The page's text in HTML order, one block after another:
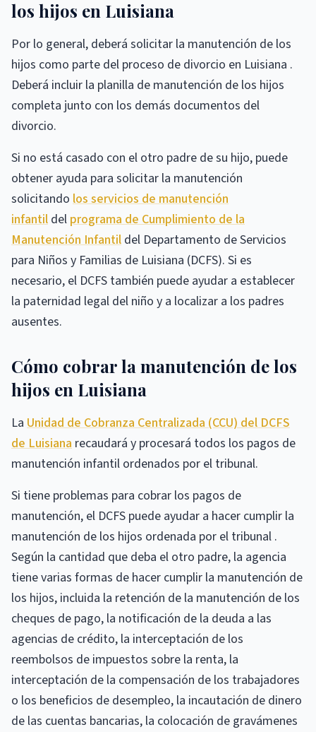
los hijos en Luisiana
Por lo general, deberá solicitar la manutención de los
hijos como parte del proceso de divorcio en Luisiana .
Deberá incluir la planilla de manutención de los hijos
completa junto con los demás documentos del
divorcio.
Si no está casado con el otro padre de su hijo, puede
obtener ayuda para solicitar la manutención
solicitando los servicios de manutención
infantil del programa de Cumplimiento de la
Manutención Infantil del Departamento de Servicios
para Niños y Familias de Luisiana (DCFS). Si es
necesario, el DCFS también puede ayudar a establecer
la paternidad legal del niño y a localizar a los padres
ausentes.
Cómo cobrar la manutención de los
hijos en Luisiana
La Unidad de Cobranza Centralizada (CCU) del DCFS
de Luisiana recaudará y procesará todos los pagos de
manutención infantil ordenados por el tribunal.
Si tiene problemas para cobrar los pagos de
manutención, el DCFS puede ayudar a hacer cumplir la
manutención de los hijos ordenada por el tribunal .
Según la cantidad que deba el otro padre, la agencia
tiene varias formas de hacer cumplir la manutención de
los hijos, incluida la retención de la manutención de los
cheques de pago, la notificación de la deuda a las
agencias de crédito, la interceptación de los
reembolsos de impuestos sobre la renta, la
interceptación de la compensación de los trabajadores
o los beneficios de desempleo, la incautación de dinero
de las cuentas bancarias, la colocación de gravámenes